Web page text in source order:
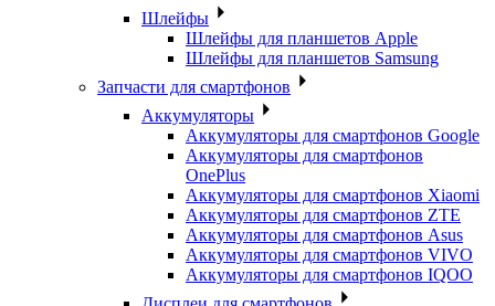
Шлейфы
Шлейфы для планшетов Apple
Шлейфы для планшетов Samsung
Запчасти для смартфонов
Аккумуляторы
Аккумуляторы для смартфонов Google
Аккумуляторы для смартфонов
OnePlus
Аккумуляторы для смартфонов Xiaomi
Аккумуляторы для смартфонов ZTE
Аккумуляторы для cмартфонов Asus
Аккумуляторы для смартфонов VIVO
Аккумуляторы для смартфонов IQOO